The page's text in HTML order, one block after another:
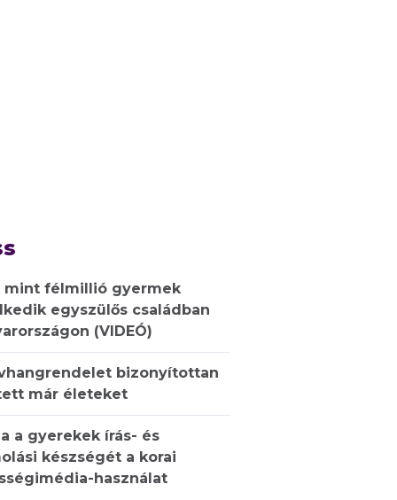
mint félmillió gyermek
egyszülős családban
(VIDEÓ)
bizonyítottan
már életeket
a gyerekek írás- és
készségét a korai
használat